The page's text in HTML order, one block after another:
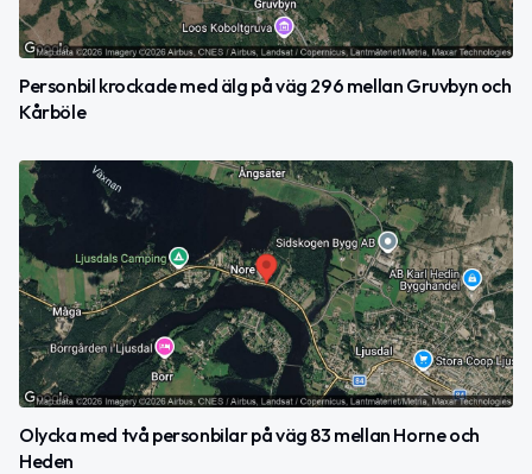
Personbil krockade med älg på väg 296 mellan Gruvbyn och
Kårböle
Olycka med två personbilar på väg 83 mellan Horne och
Heden